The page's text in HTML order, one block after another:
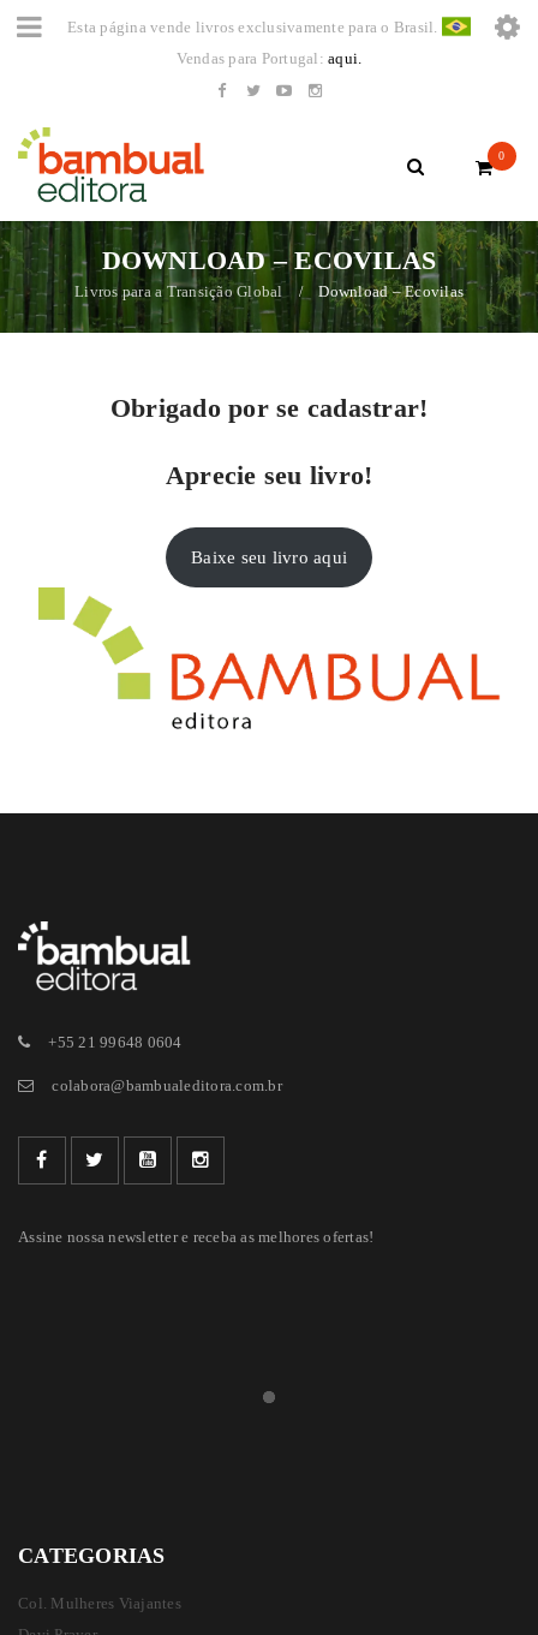
Esta página vende livros exclusivamente para o Brasil.
Vendas para Portugal:aqui.
0
DOWNLOAD – ECOVILAS
Livros para a Transição Global / Download – Ecovilas
Obrigado por se cadastrar!
Aprecie seu livro!
Baixe seu livro aqui
+55 21 99648 0604
colabora@bambualeditora.com.br
Assine nossa newsletter e receba as melhores ofertas!
CATEGORIAS
Col. Mulheres Viajantes